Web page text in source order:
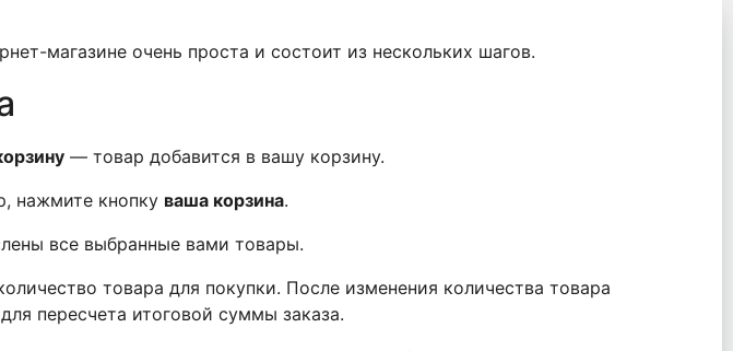
магазине очень проста и состоит из нескольких шагов.
— товар добавится в вашу корзину.
нажмите кнопку ваша корзина.
все выбранные вами товары.
товара для покупки. После изменения количества товара
для пересчета итоговой суммы заказа.